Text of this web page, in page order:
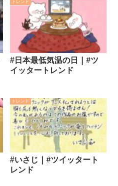
トレンド
#日本最低気温の日｜#ツ
イッタートレンド
トレンド
#いさじ｜#ツイッタート
レンド